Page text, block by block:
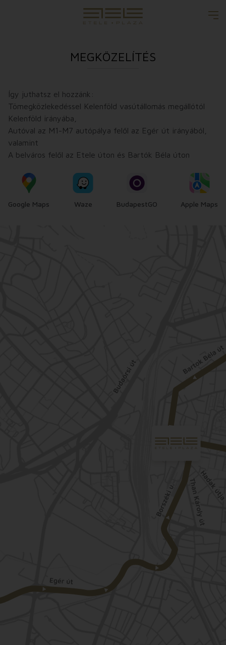
MEGKÖZELÍTÉS
Így juthatsz el hozzánk:
Tömegközlekedéssel Kelenföld vasútállomás megállótól
Kelenföld irányába,
Autóval az M1-M7 autópálya felől az Egér út irányából,
valamint
A belváros felől az Etele úton és Bartók Béla úton
Google Maps Waze BudapestGO Apple Maps